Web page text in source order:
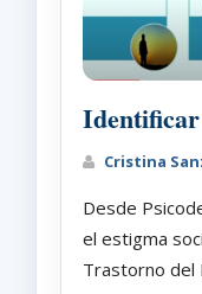
Cristina
Desde
el estigma
Trastorno del